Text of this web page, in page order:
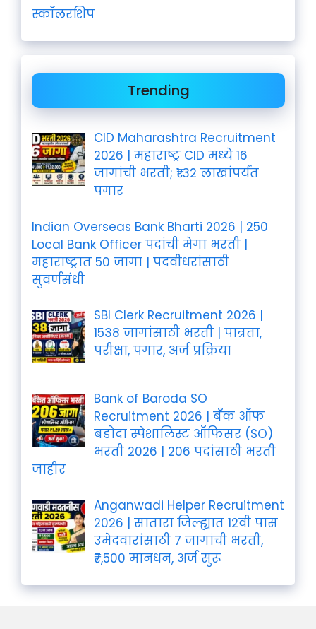
स्कॉलरशिप
Trending
CID Maharashtra Recruitment
2026 | महाराष्ट्र CID मध्ये 16
जागांची भरती; ₹1.32 लाखांपर्यंत
पगार
Indian Overseas Bank Bharti 2026 | 250
Local Bank Officer पदांची मेगा भरती |
महाराष्ट्रात 50 जागा | पदवीधरांसाठी
सुवर्णसंधी
SBI Clerk Recruitment 2026 |
1538 जागांसाठी भरती | पात्रता,
परीक्षा, पगार, अर्ज प्रक्रिया
Bank of Baroda SO
Recruitment 2026 | बँक ऑफ
बडोदा स्पेशालिस्ट ऑफिसर (SO)
भरती 2026 | 206 पदांसाठी भरती
जाहीर
Anganwadi Helper Recruitment
2026 | सातारा जिल्ह्यात 12वी पास
उमेदवारांसाठी 7 जागांची भरती,
₹7,500 मानधन, अर्ज सुरू